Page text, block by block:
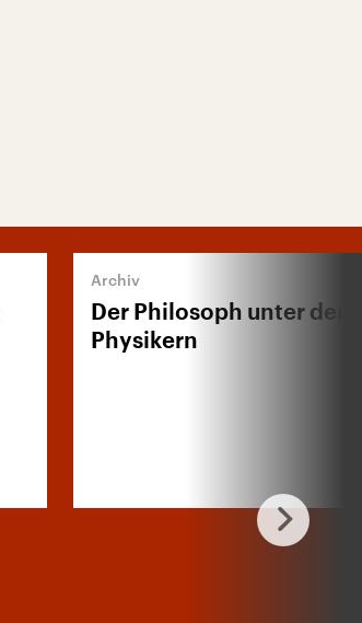
Der Philosoph unter den
Physikern